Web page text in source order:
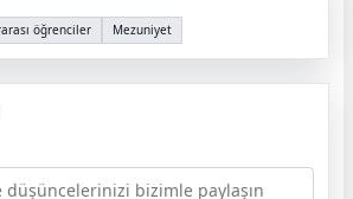
öğrenciler Mezuniyet